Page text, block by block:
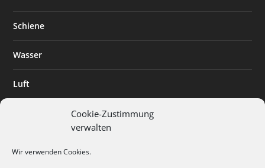
Cookie-Zustimmung
verwalten
Wir verwenden Cookies.
Schiene
Wasser
Luft